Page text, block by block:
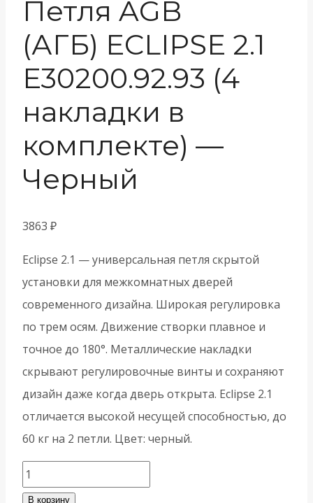
Петля AGB
(АГБ) ECLIPSE 2.1
E30200.92.93 (4
накладки в
комплекте) —
Черный
3863 ₽
Eclipse 2.1 — универсальная петля скрытой
установки для межкомнатных дверей
современного дизайна. Широкая регулировка
по трем осям. Движение створки плавное и
точное до 180°. Металлические накладки
скрывают регулировочные винты и сохраняют
дизайн даже когда дверь открыта. Eclipse 2.1
отличается высокой несущей способностью, до
60 кг на 2 петли. Цвет: черный.
Количество
товара
В корзину